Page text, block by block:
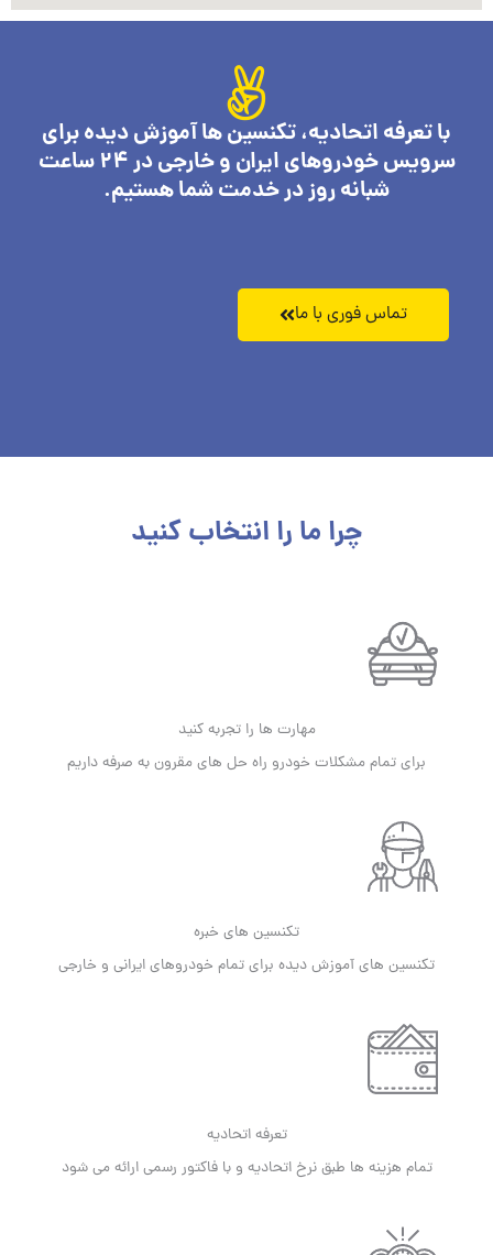
با تعرفه اتحادیه، تکنسین ها آموزش دیده برای
سرویس خودروهای ایران و خارجی در 24 ساعت
شبانه روز در خدمت شما هستیم.
تماس فوری با ما
چرا ما را انتخاب کنید
مهارت ها را تجربه کنید
برای تمام مشکلات خودرو راه حل های مقرون به صرفه داریم
تکنسین های خبره
تکنسین های آموزش دیده برای تمام خودروهای ایرانی و خارجی
تعرفه اتحادیه
تمام هزینه ها طبق نرخ اتحادیه و با فاکتور رسمی ارائه می شود